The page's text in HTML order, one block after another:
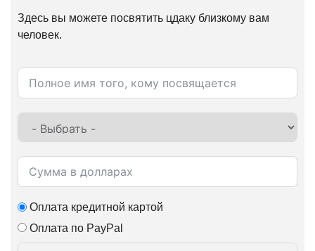
Здесь вы можете посвятить цдаку близкому вам
человек.
Оплата кредитной картой
Оплата по PayPal